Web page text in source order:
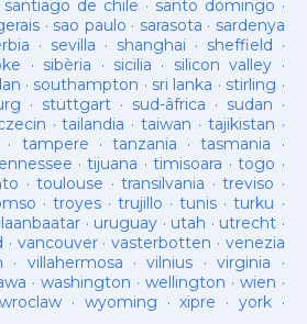
santiago de chile · santo domingo ·
· sao paulo · sarasota · sardenya
· sevilla · shanghai · sheffield ·
· sibèria · sicilia · silicon valley ·
· southampton · sri lanka · stirling ·
· stuttgart· sud-âfrica · sudan ·
·tailandia ·taiwan · tajikistan ·
· tampere · tanzania ·tasmania ·
·tijuana ·timisoara ·togo ·
·toulouse ·transilvania ·treviso ·
· troyes·trujillo ·tunis ·turku ·
· uruguay · utah · utrecht ·
· vancouver· vasterbotten · venezia
· villahermosa ·vilnius ·virginia ·
·washington · wellington · wien ·
wroclaw · wyoming ·xipre · york·